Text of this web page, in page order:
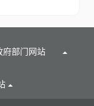
府部门网站